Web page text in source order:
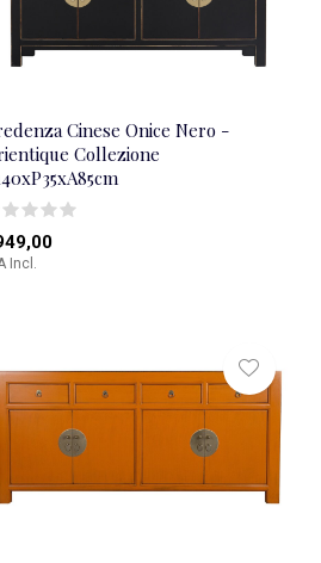
Cinese Onice Nero -
Collezione
Incl.